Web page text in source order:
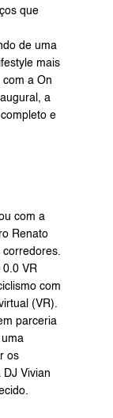
que
de uma
mais
a On
a
e
com a
Renato
corredores.
VR
com
(VR).
parceria
os
Vivian